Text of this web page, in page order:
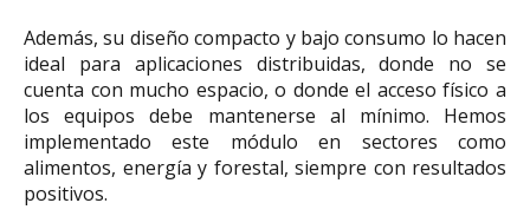
Además, su diseño compacto y bajo consumo lo hacen
ideal para aplicaciones distribuidas, donde no se
cuenta con mucho espacio, o donde el acceso físico a
los equipos debe mantenerse al mínimo. Hemos
implementado este módulo en sectores como
alimentos, energía y forestal, siempre con resultados
positivos.